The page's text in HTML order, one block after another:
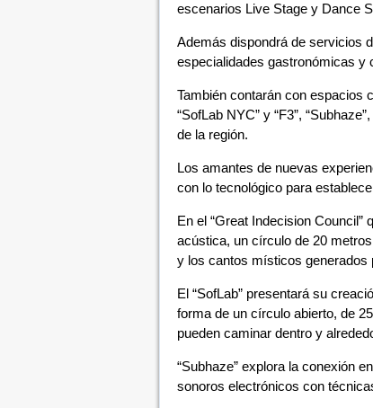
escenarios Live Stage y Dance
Además dispondrá de servicios
especialidades gastronómicas y
También contarán con espacios
“SofLab NYC” y “F3”,
de la región.
Los amantes de nuevas
con lo tecnológico para
En el “Great Indecision
acústica, un círculo de 20
y los cantos místicos generados
El “SofLab” presentará su
forma de un círculo abierto, de
pueden caminar dentro y
“Subhaze” explora la conexión
sonoros electrónicos con